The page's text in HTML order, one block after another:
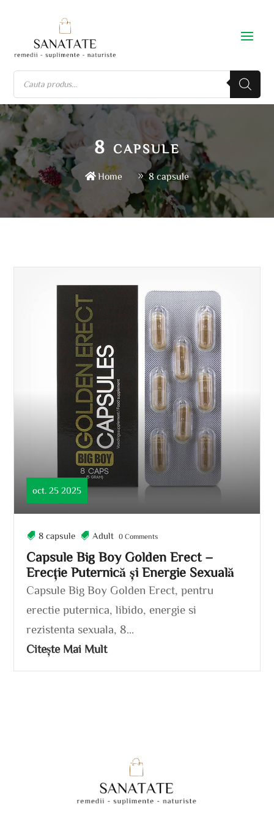
8 capsule
Home 8 capsule
Capsule Big Boy Golden Erect –
Erecție Puternică și Energie Sexuală
oct. 25 2025
8 capsule Adult 0 Comments
Capsule Big Boy Golden Erect, pentru
erectie puternica, libido, energie si
rezistenta sexuala, 8...
Citește Mai Mult